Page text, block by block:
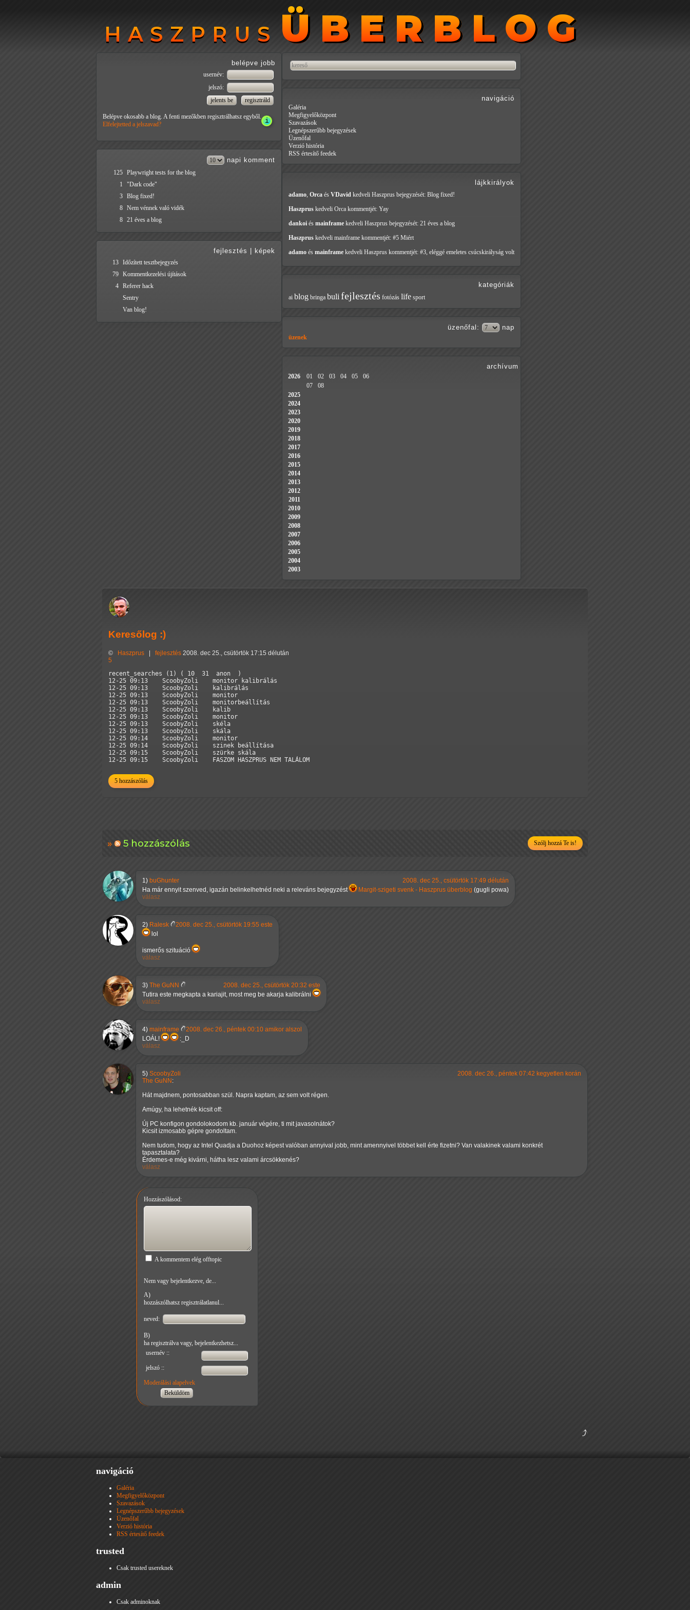
HASZPRUS ÜBERBLOG
HASZPRUS ÜBERBLOG
Keresőlog :)
© Haszprus fejlesztés 2008. dec 25., csütörtök 17:15 délután
5
recent_searches (1) ( 10  31  anon  )
12-25 09:13    ScoobyZoli    monitor kalibrálás
12-25 09:13    ScoobyZoli    kalibrálás
12-25 09:13    ScoobyZoli    monitor
12-25 09:13    ScoobyZoli    monitorbeállítás
12-25 09:13    ScoobyZoli    kalib
12-25 09:13    ScoobyZoli    monitor
12-25 09:13    ScoobyZoli    skéla
12-25 09:13    ScoobyZoli    skála
12-25 09:14    ScoobyZoli    monitor
12-25 09:14    ScoobyZoli    szinek beállítása
12-25 09:15    ScoobyZoli    szürke skála
12-25 09:15    ScoobyZoli    FASZOM HASZPRUS NEM TALÁLOM
5 hozzászólás
5 hozzászólás Szólj hozzá Te is!
1) buGhunter
2008. dec 25., csütörtök 17:49 délután
Ha már ennyit szenved, igazán belinkelhetnéd neki a releváns bejegyzést
Margit-szigeti svenk - Haszprus überblog (gugli powa)
válasz
2) Ralesk
2008. dec 25., csütörtök 19:55 este
lol
ismerős szituáció
válasz
3) The GuNN
2008. dec 25., csütörtök 20:32 este
Tutira este megkapta a kariajit, most meg be akarja kalibrálni
válasz
4) mainframe
2008. dec 26., péntek 00:10 amikor alszol
LOÁL!
:_D
válasz
5) ScoobyZoli
2008. dec 26., péntek 07:42 kegyetlen korán
The GuNN :
Hát majdnem, pontosabban szül. Napra kaptam, az sem volt régen.
Amúgy, ha lehetnék kicsit off:
Új PC konfigon gondolokodom kb. január végére, ti mit javasolnátok?
Kicsit izmosabb gépre gondoltam.
Nem tudom, hogy az Intel Quadja a Duohoz képest valóban annyival jobb, mint amennyivel többet kell érte fizetni? Van valakinek valami konkrét
tapasztalata?
Érdemes-e még kivárni, hátha lesz valami árcsökkenés?
válasz
Hozzászólásod:
A kommentem elég offtopic
Nem vagy bejelentkezve, de...
A)
hozzászólhatsz regisztrálatlanul...
neved:
B)
ha regisztrálva vagy, bejelentkezhetsz...
usernév ::
jelszó ::
Moderálási alapelvek
belépve jobb
usernév:
jelszó:
Belépve okosabb a blog. A fenti mezőkben regisztrálhatsz egyből.
Elfelejtetted a jelszavad?
napi komment
125 Playwright tests for the blog
1
"Dark code"
3 Blog fixed!
8 Nem vénnek való vidék
8 21 éves a blog
fejlesztés képek
13 Időzített tesztbejegyzés
79 Kommentkezelési újítások
4 Referer hack
Sentry
Van blog!
navigáció
Galéria
Megfigyelőközpont
Szavazások
Legnépszerűbb bejegyzések
Üzenőfal
Verzió história
RSS értesítő feedek
lájkkirályok
adamo, Orca és VDavid kedveli Haszprus bejegyzését: Blog fixed!
Haszprus kedveli Orca kommentjét: Yay
dankoi és mainframe kedveli Haszprus bejegyzését: 21 éves a blog
Haszprus kedveli mainframe kommentjét: #5 Miért
adamo és mainframe kedveli Haszprus kommentjét: #3, eléggé emeletes csúcskirályság volt
kategóriák
ai blog bringa buli fejlesztés fotózás life sport
üzenőfal : nap
üzenek
archívum
2026 01 02 03 04 05
06
07
08
2025
2024
2023
2020
2019
2018
2017
2016
2015
2014
2013
2012
2011
2010
2009
2008
2007
2006
2005
2004
2003
navigáció
Galéria
Megfigyelőközpont
Szavazások
Legnépszerűbb bejegyzések
Üzenőfal
Verzió história
RSS értesítő feedek
trusted
Csak trusted usereknek
admin
Csak adminoknak